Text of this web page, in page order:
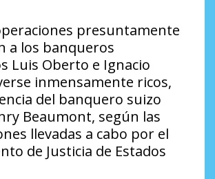
presuntamente
a los banqueros
Luis Oberto e Ignacio
inmensamente ricos,
del banquero suizo
Beaumont, según las
llevadas a cabo por el
de Justicia de Estados